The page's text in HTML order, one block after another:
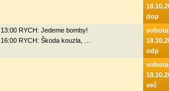
dop
13:00 RYCH: Jedeme bomby!
16:00 RYCH: Škoda kouzla, …
sobota
odp
sobota
več